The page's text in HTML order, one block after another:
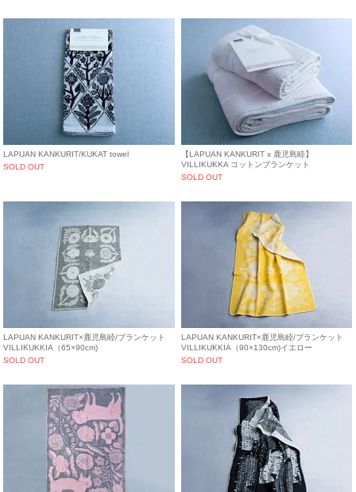
LAPUAN KANKURIT/KUKAT towel
SOLD OUT
【LAPUAN KANKURIT x 鹿児島睦】
VILLIKUKKA コットンブランケット
SOLD OUT
LAPUAN KANKURIT×鹿児島睦/ブランケット
VILLIKUKKIA（65×90cm)
SOLD OUT
LAPUAN KANKURIT×鹿児島睦/ブランケット
VILLIKUKKIA（90×130cm)イエロー
SOLD OUT